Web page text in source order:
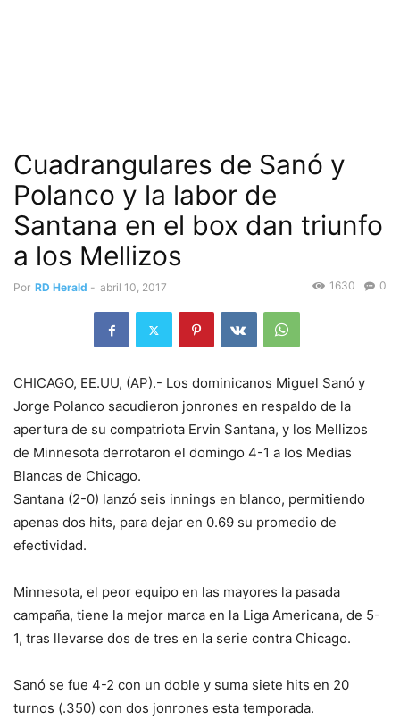
Cuadrangulares de Sanó y
Polanco y la labor de
Santana en el box dan triunfo
a los Mellizos
Por RD Herald - abril 10, 2017 0
1630
CHICAGO, EE.UU, (AP).- Los dominicanos Miguel Sanó y
Jorge Polanco sacudieron jonrones en respaldo de la
apertura de su compatriota Ervin Santana, y los Mellizos
de Minnesota derrotaron el domingo 4-1 a los Medias
Blancas de Chicago.
Santana (2-0) lanzó seis innings en blanco, permitiendo
apenas dos hits, para dejar en 0.69 su promedio de
efectividad.
Minnesota, el peor equipo en las mayores la pasada
campaña, tiene la mejor marca en la Liga Americana, de 5-
1, tras llevarse dos de tres en la serie contra Chicago.
Sanó se fue 4-2 con un doble y suma siete hits en 20
turnos (.350) con dos jonrones esta temporada.